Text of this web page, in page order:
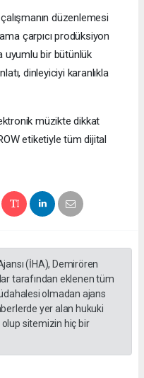
düzenlemesi
çarpıcı prodüksiyon
uyumlu bir bütünlük
dinleyiciyi karanlıkla
müzikte dikkat
etiketiyle tüm dijital
(İHA), Demirören
tarafından eklenen tüm
olmadan ajans
yer alan hukuki
sitemizin hiç bir